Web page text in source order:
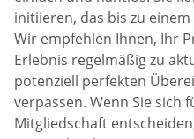
initiieren, das bis zu
Wir empfehlen Ihnen, Ihr
Erlebnis regelmäßig zu
potenziell perfekten
verpassen. Wenn Sie sich
Mitgliedschaft